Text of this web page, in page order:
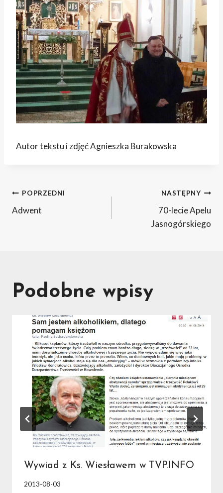
Autor tekstu i zdjęć Agnieszka Burakowska
Nawigacja
wpisu
POPRZEDNI
Adwent
NASTĘPNY
70-lecie Apelu
Jasnogórskiego
Podobne wpisy
Wywiad z Ks. Wiesławem w TVP.INFO
2013-08-03